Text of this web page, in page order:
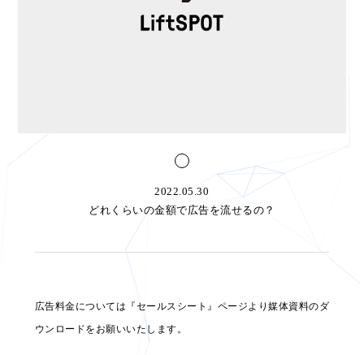
2022.05.30
どれくらいの金額で広告を流せるの？
広告料金については『セールスシート』ページより媒体資料のダ
ウンロードをお願いいたします。